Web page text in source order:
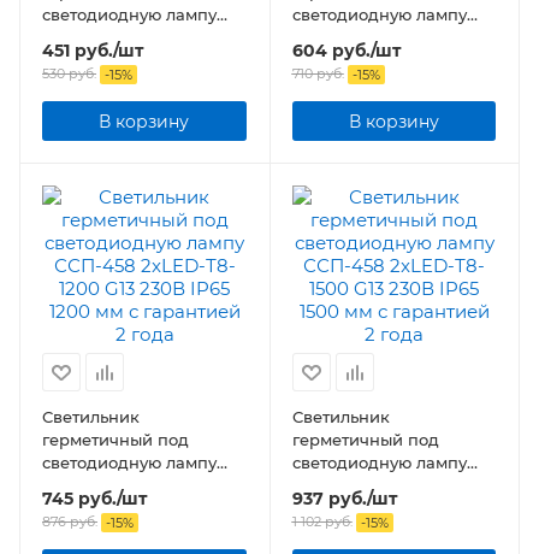
светодиодную лампу
ССП-458 1xLED-Т8-600
G13 230В IP65 600 мм
451 руб./шт
530руб. -15%
В корзину
светодиодную лампу
ССП-458 1xLED-Т8-1200
G13 230В IP65 1200 мм
604руб./шт
710руб. -15%
В корзину
Светильник
герметичный под
светодиодную лампу
ССП-458 2xLED-Т8-1200
G13 230В IP65 1200 мм
745 руб./шт
876руб. -15%
Светильник
герметичный под
светодиодную лампу
ССП-458 2xLED-Т8-1500
G13 230В IP65 1500 мм
937руб./шт
1 102руб. -15%